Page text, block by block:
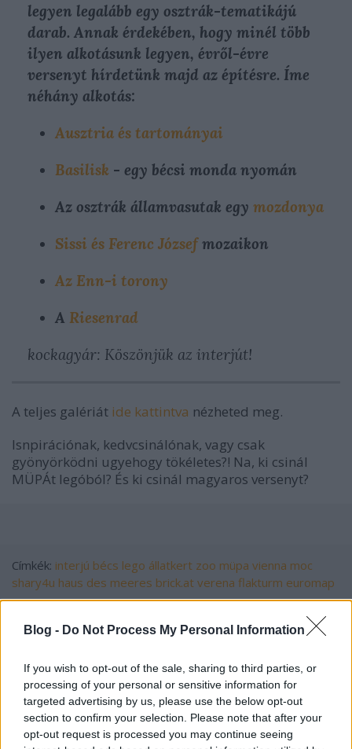
Blog - Do Not Process My Personal Information
If you wish to opt-out of the sale, sharing to third parties, or
processing of your personal or sensitive information for
targeted advertising by us, please use the below opt-out
section to confirm your selection. Please note that after your
opt-out request is processed you may continue seeing
legyen legalább egy osztrák-tematikájú
darab. Annak érdekében, hogy minél több
ilyen alkotásunk legyen, évről-évre
versenyt hírdetünk majd az építésre. Íme
néhány alkotás:
Ausztria és tartományai
Basilisk - egy bécsi monda nyomán
Az osztrák államvasutak egy mozdonya
Sissi és Ferenc Józsefmozaikon
Az Enn-i torony
A Riesenrad
kockagyár: Köszönjük az interjút!
A teljes galériát ide kattintva nézheted meg.
Isnpirációnak, kedvcsinálónak, vagy csak
gyönyörködni ugyehogy tökéletes?! Na, ki csinál
MÜPÁt legóból? És ki csinál magyaros versenyt?
Címkék: interjú bécs lego állatkert zoo müpa vienna moc
shary4u haus des meeres brick.at verena flakturm euromap
Ajánlott bejegyzések:
Nosztalgiáz(z)unk!